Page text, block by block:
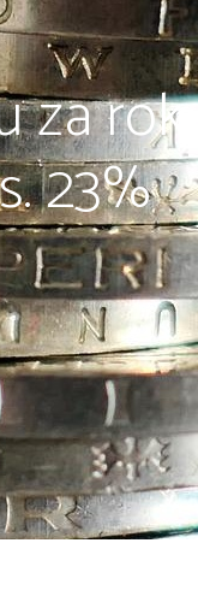
za rok
23%